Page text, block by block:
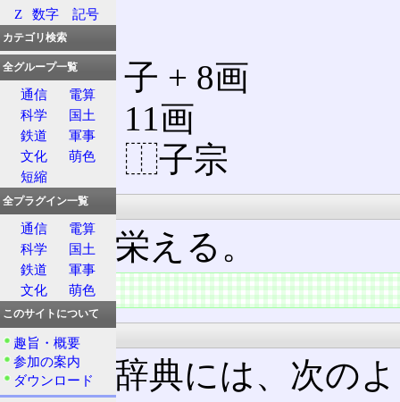
部首: 子 + 8画
総画: 11画
解字: ⿰子宗
意義
子孫が栄える。
概要
大漢和辞典
大漢和辞典には、次の
Z
数字 記号
カテゴリ検索
全グループ一覧
通信
電算
科学
国土
鉄道
軍事
文化
萌色
短縮
全プラグイン一覧
通信
電算
科学
国土
鉄道
軍事
文化
萌色
このサイトについて
趣旨・概要
参加の案内
ダウンロード